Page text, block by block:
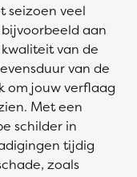
seizoen veel
aan
van de
van de
om jouw verflaag
Met een
schilder in
tijdig
zoals